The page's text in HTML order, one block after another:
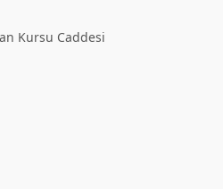
Kursu Caddesi